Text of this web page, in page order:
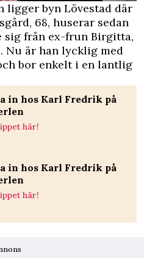
ligger byn Lövestad där
68, huserar sedan
sig från ex-frun Birgitta,
Nu är han lycklig med
bor enkelt i en lantlig
in hos Karl Fredrik på
här!
in hos Karl Fredrik på
här!